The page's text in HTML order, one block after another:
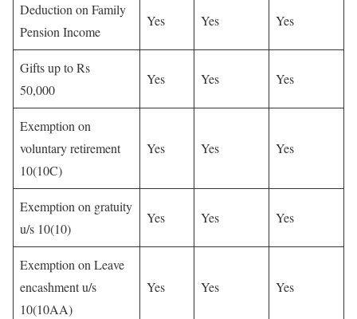
Deduction on Family
Pension Income
Yes Yes Yes
Gifts up to Rs
50,000
Yes Yes Yes
Exemption on
voluntary retirement
10(10C)
Yes Yes Yes
Exemption on gratuity
u/s 10(10)
Yes Yes Yes
Exemption on Leave
encashment u/s
10(10AA)
Yes Yes Yes